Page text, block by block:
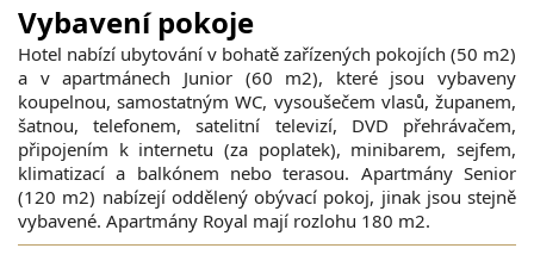
Vybavení pokoje
Hotel nabízí ubytování v bohatě zařízených pokojích (50 m2)
a v apartmánech Junior (60 m2), které jsou vybaveny
koupelnou, samostatným WC, vysoušečem vlasů, županem,
šatnou, telefonem, satelitní televizí, DVD přehrávačem,
připojením k internetu (za poplatek), minibarem, sejfem,
klimatizací a balkónem nebo terasou. Apartmány Senior
(120 m2) nabízejí oddělený obývací pokoj, jinak jsou stejně
vybavené. Apartmány Royal mají rozlohu 180 m2.